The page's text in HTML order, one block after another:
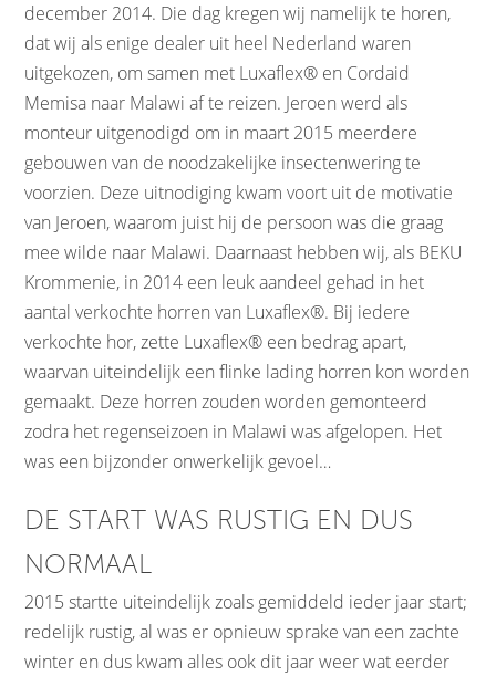
december 2014. Die dag kregen wij namelijk te horen,
dat wij als enige dealer uit heel Nederland waren
uitgekozen, om samen met Luxaflex® en Cordaid
Memisa naar Malawi af te reizen. Jeroen werd als
monteur uitgenodigd om in maart 2015 meerdere
gebouwen van de noodzakelijke insectenwering te
voorzien. Deze uitnodiging kwam voort uit de motivatie
van Jeroen, waarom juist hij de persoon was die graag
mee wilde naar Malawi. Daarnaast hebben wij, als BEKU
Krommenie, in 2014 een leuk aandeel gehad in het
aantal verkochte horren van Luxaflex®. Bij iedere
verkochte hor, zette Luxaflex® een bedrag apart,
waarvan uiteindelijk een flinke lading horren kon worden
gemaakt. Deze horren zouden worden gemonteerd
zodra het regenseizoen in Malawi was afgelopen. Het
was een bijzonder onwerkelijk gevoel…
DE START WAS RUSTIG EN DUS
NORMAAL
2015 startte uiteindelijk zoals gemiddeld ieder jaar start;
redelijk rustig, al was er opnieuw sprake van een zachte
winter en dus kwam alles ook dit jaar weer wat eerder